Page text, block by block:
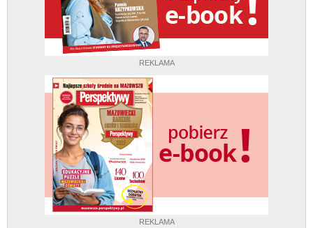
REKLAMA
REKLAMA